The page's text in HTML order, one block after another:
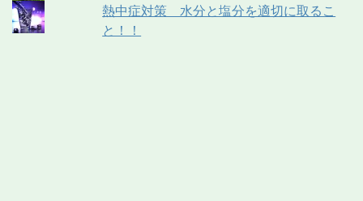
熱中症対策 水分と塩分を適切に取るこ
と！！